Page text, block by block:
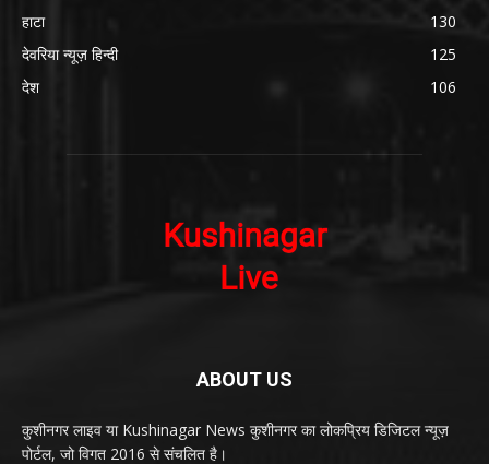
हाटा
130
देवरिया न्यूज़ हिन्दी
125
देश
106
ABOUT US
कुशीनगर लाइव या Kushinagar News कुशीनगर का लोकप्रिय डिजिटल न्यूज़
पोर्टल, जो विगत 2016 से संचलित है।